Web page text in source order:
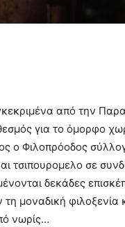
από την
για το όμορφο
ο Φιλοπρόοδος
τσιπουρομελο σε
δεκάδες
μοναδική φιλοξενία
νωρίς…